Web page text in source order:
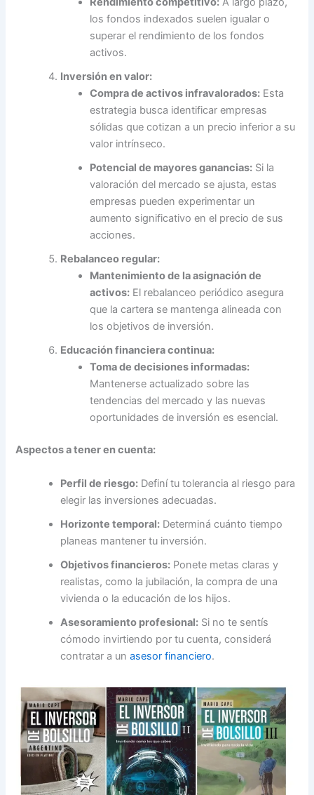
los fondos indexados suelen igualar o
superar el rendimiento de los fondos
activos.
Inversión en valor:
Compra de activos infravalorados: Esta
estrategia busca identificar empresas
sólidas que cotizan a un precio inferior a su
valor intrínseco.
Potencial de mayores ganancias: Si la
valoración del mercado se ajusta, estas
empresas pueden experimentar un
aumento significativo en el precio de sus
acciones.
Rebalanceo regular:
Mantenimiento de la asignación de
activos: El rebalanceo periódico asegura
que la cartera se mantenga alineada con
los objetivos de inversión.
Educación financiera continua:
Toma de decisiones informadas:
Mantenerse actualizado sobre las
tendencias del mercado y las nuevas
oportunidades de inversión es esencial.
Aspectos a tener en cuenta:
Perfil de riesgo: Definí tu tolerancia al riesgo para
elegir las inversiones adecuadas.
Horizonte temporal: Determiná cuánto tiempo
planeas mantener tu inversión.
Objetivos financieros: Ponete metas claras y
realistas, como la jubilación, la compra de una
vivienda o la educación de los hijos.
Asesoramiento profesional: Si no te sentís
cómodo invirtiendo por tu cuenta, considerá
contratar a unasesor financiero.